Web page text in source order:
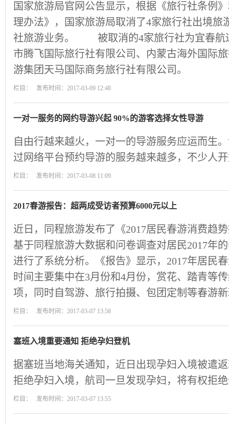
国家旅游局官网公告显示，根据《旅行社条例
理办法》，国家旅游局取消了4家旅行社出境旅
社旅游业务。 被取消的4家旅行社为宜春航
市腾飞国际旅行社有限公司、内蒙古海外国际
游集团天马国际商务旅行社有限公司。
栏目： 发布时间：2017-03-09 12:48
一对一服务的网约导游兴起 90%的游客选择女性导游
自由行越来越火，一对一的导游服务应运而生
过网络平台预约导游的服务越来越多，不少人
栏目： 发布时间：2017-03-08 11:09
2017春游报告：超两成受访者预算6000元以上
近日，同程旅游发布了《2017居民春游消费趋
基于同程旅游大数据和问卷调查对居民2017年
进行了系统分析。《报告》显示，2017年居民
时间主要集中在3月份和4月份，赏花、踏青等
项，同时自驾游、旅行拍摄、包团定制等春游
栏目： 发布时间：2017-03-07 13:58
塞班入境重要通知 拒绝孕妇登机
据塞班当地海关通知，近日出现孕妇入境被遣
拒绝孕妇入境，航司一旦发现孕妇，将有权拒
栏目： 发布时间：2017-03-07 13:55